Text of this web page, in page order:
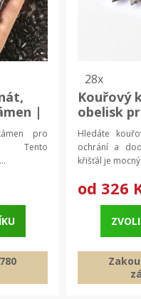
|
pro
Tento
28x
Kouřový
obelisk
přírodní
Hledáte
ochrání a
křišťál je
od 326